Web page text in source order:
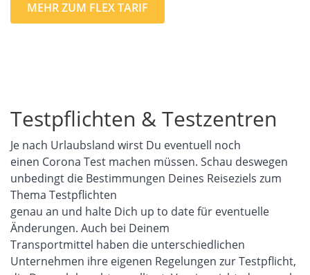
MEHR ZUM FLEX TARIF
Testpflichten & Testzentren
Je nach Urlaubsland wirst Du eventuell noch
einen Corona Test machen müssen. Schau deswegen
unbedingt die Bestimmungen Deines Reiseziels zum
Thema Testpflichten
genau an und halte Dich up to datefür eventuelle
Änderungen. Auch bei Deinem
Transportmittel haben die unterschiedlichen
Unternehmen ihre eigenen Regelungen zur Testpflicht,